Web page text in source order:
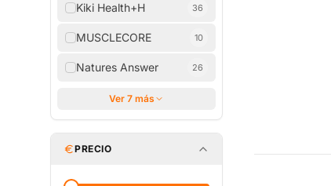
Kiki Health+H 36
MUSCLECORE 10
Natures Answer 26
Ver 7 más
PRECIO